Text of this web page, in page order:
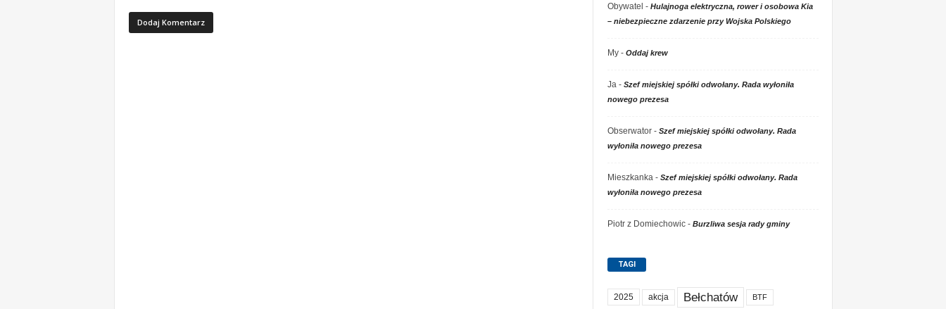
Obywatel - Hulajnoga elektryczna, rower i osobowa Kia
– niebezpieczne zdarzenie przy Wojska Polskiego
My- Oddaj krew
Ja- Szef miejskiej spółki odwołany. Rada wyłoniła
nowego prezesa
Obserwator- Szef miejskiej spółki odwołany. Rada
wyłoniła nowego prezesa
Mieszkanka- Szef miejskiej spółki odwołany. Rada
wyłoniła nowego prezesa
Piotr z Domiechowic- Burzliwa sesja rady gminy
TAGI
2025 akcja Bełchatów BTF